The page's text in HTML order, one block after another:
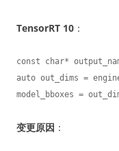
TensorRT 10 ：
const char*
auto out_dims =
model_bboxes =
变更原因 ：